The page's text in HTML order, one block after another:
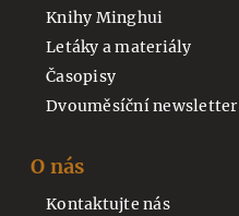
Knihy Minghui
Letáky a materiály
Časopisy
Dvouměsíční newsletter
O nás
Kontaktujte nás